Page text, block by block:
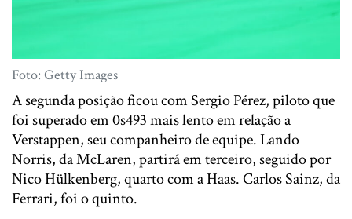
Foto: Getty Images
A segunda posição ficou com Sergio Pérez, piloto que
foi superado em 0s493 mais lento em relação a
Verstappen, seu companheiro de equipe. Lando
Norris, da McLaren, partirá em terceiro, seguido por
Nico Hülkenberg, quarto com a Haas. Carlos Sainz, da
Ferrari, foi o quinto.